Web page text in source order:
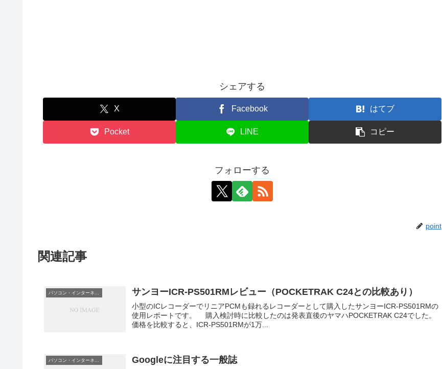
シェアする
X Facebook はてブ
Pocket LINE コピー
フォローする
point
関連記事
サンヨーICR-PS501RMレビュー（POCKETRAK C24との比較あり）
小型のICレコーダーでリニアPCMも録れるレコーダーとして購入したサンヨーICR-PS501RMの
使用レポートです。 購入検討時に比較したのは発表直後のヤマハPOCKETRAK C24でした。
価格を比較すると、ICR-PS501RMが1万...
パソコン・インターネット Googleに注目する一般誌